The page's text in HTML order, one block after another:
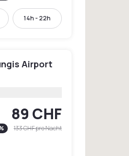
14h - 22h
Airport
89 CHF
133 CHFpro Nacht